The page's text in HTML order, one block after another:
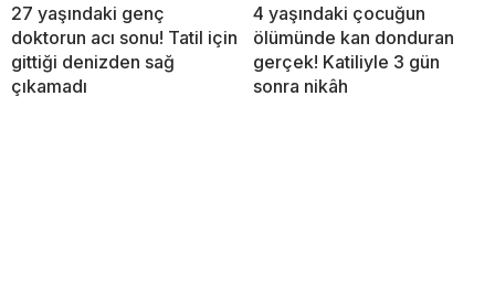
27 yaşındaki genç
doktorun acı sonu! Tatil için
gittiği denizden sağ
çıkamadı
4 yaşındaki çocuğun
ölümünde kan donduran
gerçek! Katiliyle 3 gün
sonra nikâh